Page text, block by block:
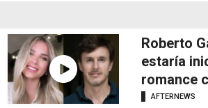
Roberto
estaría
romance
AFTERNEWS